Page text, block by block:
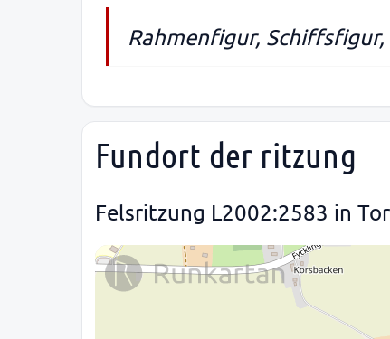
Rahmenfigur,
Fundort der ritzung
Felsritzung L2002:2583 in